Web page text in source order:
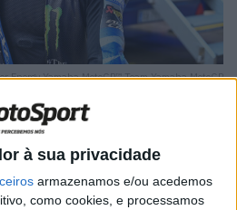
à sua privacidade
armazenamos e/ou acedemos
como cookies, e processamos
Energy Yamaha MotoGP™ Team Yamaha MotoGP
artigo